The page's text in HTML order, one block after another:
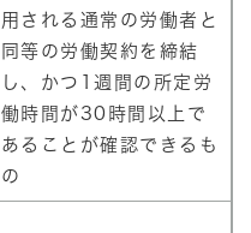
用される通常の労働者と
同等の労働契約を締結
し、かつ1週間の所定労
働時間が30時間以上で
あることが確認できるも
の